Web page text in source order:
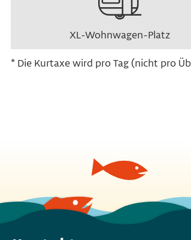
XL-Wohnwagen-Platz
* Die Kurtaxe wird pro Tag (nicht pro